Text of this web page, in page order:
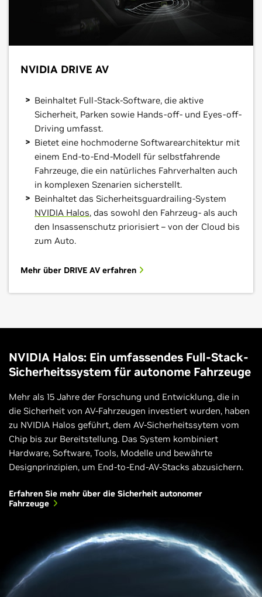
NVIDIA DRIVE AV
Beinhaltet Full-Stack-Software, die aktive
Sicherheit, Parken sowie Hands-off- und Eyes-off-
Driving umfasst.
Bietet eine hochmoderne Softwarearchitektur mit
einem End-to-End-Modell für selbstfahrende
Fahrzeuge, die ein natürliches Fahrverhalten auch
in komplexen Szenarien sicherstellt.
Beinhaltet das Sicherheitsguardrailing-System
NVIDIA Halos, das sowohl den Fahrzeug- als auch
den Insassenschutz priorisiert – von der Cloud bis
zum Auto.
Mehr über DRIVE AV erfahren
NVIDIA Halos: Ein umfassendes Full-Stack-
Sicherheitssystem für autonome Fahrzeuge
Mehr als 15 Jahre der Forschung und Entwicklung, die in
die Sicherheit von AV-Fahrzeugen investiert wurden, haben
zu NVIDIA Halos geführt, dem AV-Sicherheitssytem vom
Chip bis zur Bereitstellung. Das System kombiniert
Hardware, Software, Tools, Modelle und bewährte
Designprinzipien, um End-to-End-AV-Stacks abzusichern.
Erfahren Sie mehr über die Sicherheit autonomer
Fahrzeuge